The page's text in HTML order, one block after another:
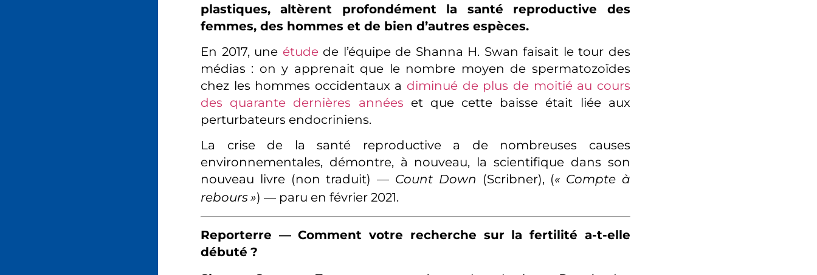
plastiques, altèrent profondément la santé reproductive des
femmes, des hommes et de bien d’autres espèces.
En 2017, une étudede l’équipe de Shanna H. Swan faisait le tour des
médias : on y apprenait que le nombre moyen de spermatozoïdes
chez les hommes occidentaux a diminué de plus de moitié au cours
des quarante dernières années et que cette baisse était liée aux
perturbateurs endocriniens.
La crise de la santé reproductive a de nombreuses causes
environnementales, démontre, à nouveau, la scientifique dans son
nouveau livre (non traduit) — Count Down (Scribner), (« Compte à
rebours») — paru en février 2021.
Reporterre — Comment votre recherche sur la fertilité a-t-elle
débuté ?